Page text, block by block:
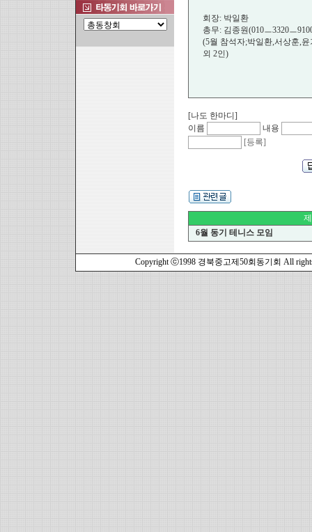
회장: 박일환
총무: 김종원(010ㅡ3320ㅡ
(5월 참석자;박일환,서상훈,
외 2인)
[나도 한마디]
이름
내용
[등록]
6월 동기 테니스 모임
Copyright ⓒ1998 경북중고제50회동기회 All